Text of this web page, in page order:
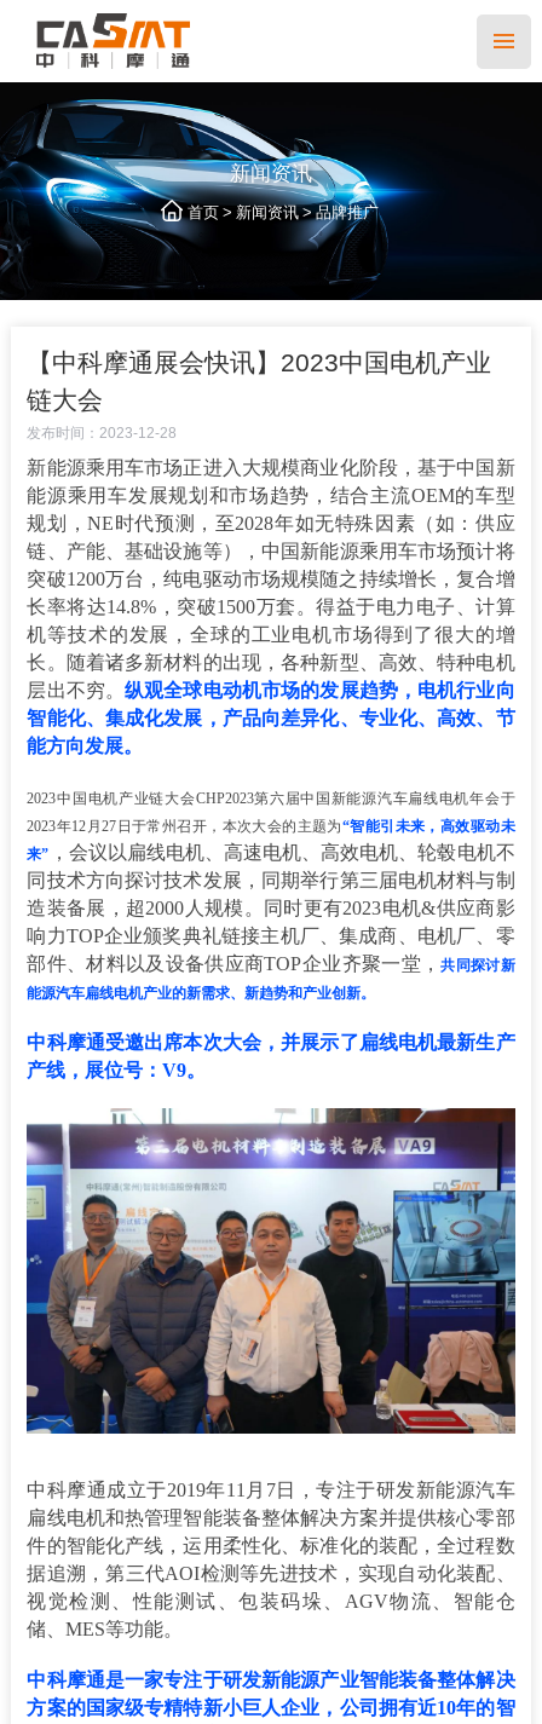
新闻资讯
首页 > 新闻资讯 > 品牌推广
【中科摩通展会快讯】2023中国电机产业
链大会
发布时间：2023-12-28
新能源乘用车市场正进入大规模商业化阶段，基于中国新
能源乘用车发展规划和市场趋势，结合主流OEM的车型
规划，NE时代预测，至2028年如无特殊因素（如：供应
链、产能、基础设施等），中国新能源乘用车市场预计将
突破1200万台，纯电驱动市场规模随之持续增长，复合增
长率将达14.8%，突破1500万套。得益于电力电子、计算
机等技术的发展，全球的工业电机市场得到了很大的增
长。随着诸多新材料的出现，各种新型、高效、特种电机
层出不穷。纵观全球电动机市场的发展趋势，电机行业向
智能化、集成化发展，产品向差异化、专业化、高效、节
能方向发展。
2023中国电机产业链大会CHP2023第六届中国新能源汽车扁线电机年会于
2023年12月27日于常州召开，本次大会的主题为“智能引未来，高效驱动未
来” ，会议以扁线电机、高速电机、高效电机、轮毂电机不
同技术方向探讨技术发展，同期举行第三届电机材料与制
造装备展，超2000人规模。同时更有2023电机&供应商影
响力TOP企业颁奖典礼链接主机厂、集成商、电机厂、零
部件、材料以及设备供应商TOP企业齐聚一堂，共同探讨新
能源汽车扁线电机产业的新需求、新趋势和产业创新。
中科摩通受邀出席本次大会，并展示了扁线电机最新生产
产线，展位号：V9。
中科摩通成立于2019年11月7日，专注于研发新能源汽车
扁线电机和热管理智能装备整体解决方案并提供核心零部
件的智能化产线，运用柔性化、标准化的装配，全过程数
据追溯，第三代AOI检测等先进技术，实现自动化装配、
视觉检测、性能测试、包装码垛、AGV物流、智能仓
储、MES等功能。
中科摩通是⼀家专注于研发新能源产业智能装备整体解决
⽅案的国家级专精特新小巨人企业，公司拥有近10年的智